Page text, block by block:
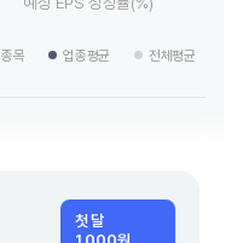
종목 업종평균 전체평균
첫 달